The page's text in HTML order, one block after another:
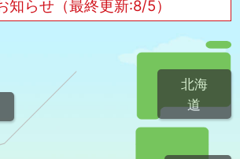
知らせ（最終更新:8/5）
北海
道